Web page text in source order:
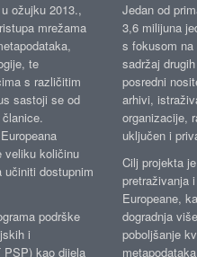
ožujku 2013.,
mrežama
te
s različitim
sastoji se od
veliku količinu
učiniti dostupnim
podrške
i
PSP) kao dijela
Jedan od
3,6 milijuna
s fokusom
sadržaj
posredni
arhivi,
organizacije,
uključen i
Cilj projekta
pretraživanja
Europeane,
dogradnja
poboljšanje